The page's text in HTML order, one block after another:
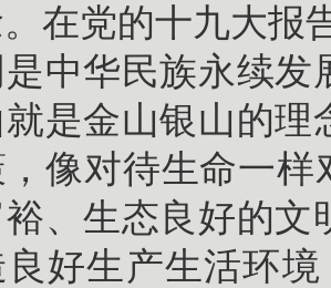
在党的十九大报
中华民族永续
是金山银山的
像对待生命一样
、生态良好的文
良好生产生活环